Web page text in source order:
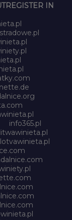
IN
info365.pl
litwawinieta.pl
lotvawinieta.pl